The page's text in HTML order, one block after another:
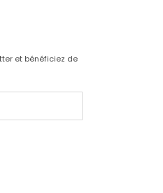
et bénéficiez de